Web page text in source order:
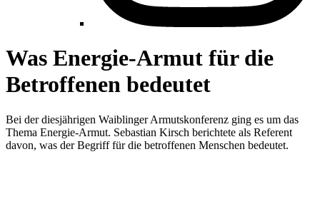
Was Energie-Armut für die
Betroffenen bedeutet
Bei der diesjährigen Waiblinger Armutskonferenz ging es um das
Thema Energie-Armut. Sebastian Kirsch berichtete als Referent
davon, was der Begriff für die betroffenen Menschen bedeutet.